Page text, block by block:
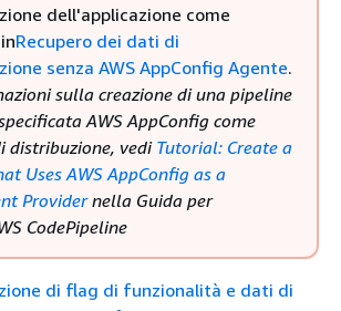
dell'applicazione come
Recupero dei dati di
senza AWS AppConfig Agente.
sulla creazione di una pipeline
AWS AppConfig come
distribuzione, vedi Tutorial: Create a
Uses AWS AppConfig as a
Providernella Guida per
CodePipeline
di flag di funzionalità e dati di